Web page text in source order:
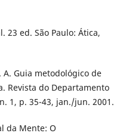
23 ed. São Paulo: Ática,
A. Guia metodológico de
Revista do Departamento
1, p. 35-43, jan./jun. 2001.
da Mente: O